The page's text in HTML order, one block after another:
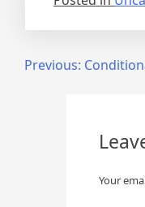
PostPrevious:
Your